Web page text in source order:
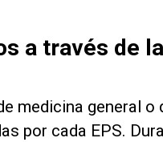
a través de la
medicina general o
por cada EPS.